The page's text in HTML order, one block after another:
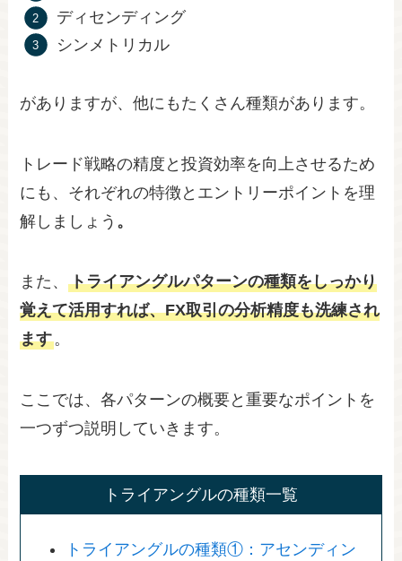
ディセンディング
シンメトリカル
がありますが、他にもたくさん種類があります。
トレード戦略の精度と投資効率を向上させるため
にも、それぞれの特徴とエントリーポイントを理
解しましょう 。
また、トライアングルパターンの種類をしっかり
覚えて活用すれば、FX取引の分析精度も洗練され
ます。
ここでは、各パターンの概要と重要なポイントを
一つずつ説明していきます。
トライアングルの種類一覧
トライアングルの種類①：アセンディン